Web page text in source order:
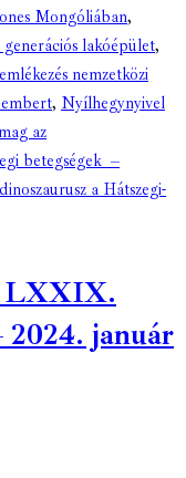
Mongóliában,
lakóépület,
nemzetközi
, Nyílhegynyivel
az
betegségek –
a Hátszegi-
LXXIX.
2024. január